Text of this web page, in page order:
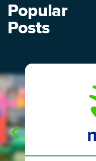
Popular
Posts
"